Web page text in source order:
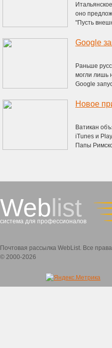
оно
"Пусть
Google
Раньше
могли лишь
Google
Новое
Ватикан
iTunes и
Папы
Weblist
система для профессионалов
Почтовая рассылка WebList. Все
© 2000-2026